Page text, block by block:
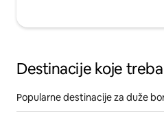
Destinacije koje
Popularne destinacije za duže